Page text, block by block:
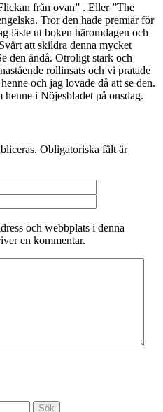
från ovan” . Eller ”The
Tror den hade premiär för
läste ut boken häromdagen och
att skildra denna mycket
den ändå. Otroligt stark och
rollinsats och vi pratade
och jag lovade då att se den.
i Nöjesbladet på onsdag.
Obligatoriska fält är
och webbplats i denna
en kommentar.